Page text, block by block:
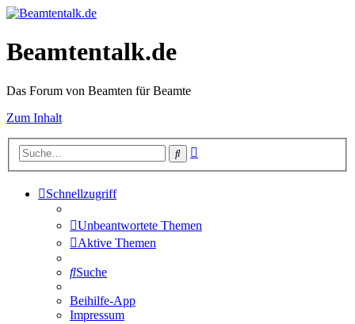
Beamtentalk.de
Das Forum von Beamten für Beamte
Zum Inhalt
Suche
Schnellzugriff
Unbeantwortete Themen
Aktive Themen
Suche
Beihilfe-App
Impressum